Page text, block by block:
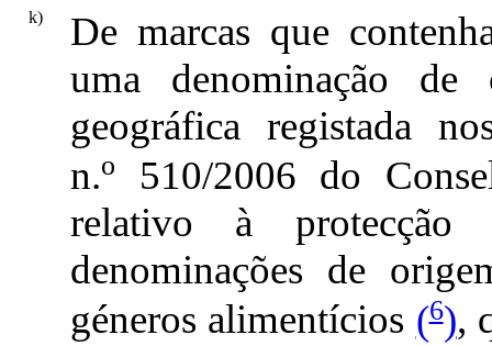
k)
De marcas que
uma denominação
geográfica registada
n.o
510/2006 do
relativo à protecção
denominações de
géneros alimentícios (6),